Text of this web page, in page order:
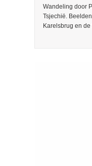
Wandeling door
Tsjechië.
Karelsbrug en